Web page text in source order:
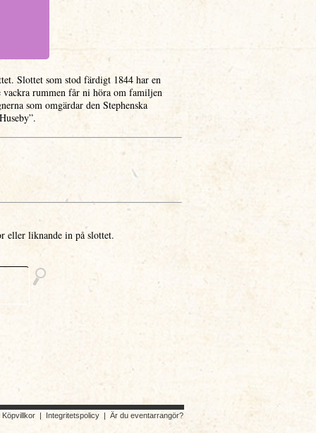
Slottet som stod färdigt 1844 har en
rummen får ni höra om familjen
som omgärdar den Stephenska
eller liknande in på slottet.
Köpvillkor | Integritetspolicy | Är du eventarrangör?